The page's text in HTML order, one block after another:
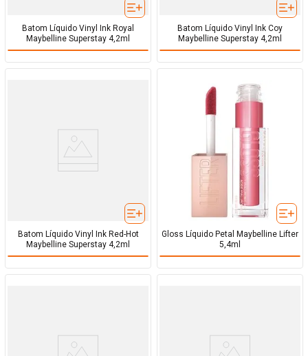
Batom Líquido Vinyl Ink Royal
Maybelline Superstay 4,2ml
Batom Líquido Vinyl Ink Coy
Maybelline Superstay 4,2ml
Batom Líquido Vinyl Ink Red-Hot
Maybelline Superstay 4,2ml
Gloss Líquido Petal Maybelline Lifter
5,4ml